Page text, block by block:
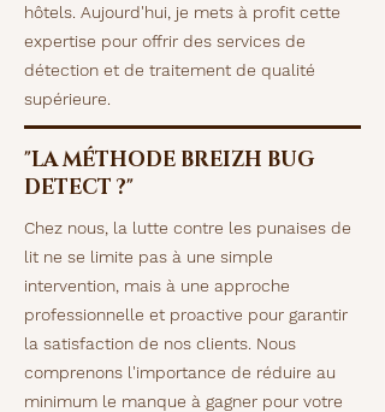
hôtels. Aujourd'hui, je mets à profit cette
expertise pour offrir des services de
détection et de traitement de qualité
supérieure.
"LA MÉTHODE BREIZH BUG
DETECT ?"
Chez nous, la lutte contre les punaises de
lit ne se limite pas à une simple
intervention, mais à une approche
professionnelle et proactive pour garantir
la satisfaction de nos clients. Nous
comprenons l'importance de réduire au
minimum le manque à gagner pour votre